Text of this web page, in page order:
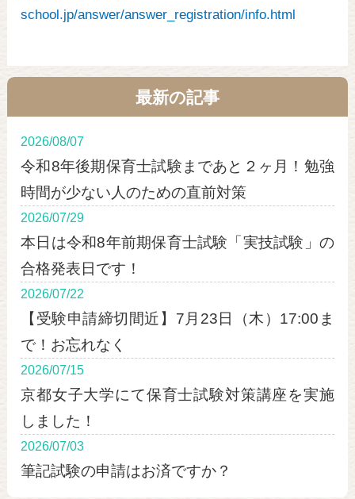
school.jp/answer/answer_registration/info.html
最新の記事
2026/08/07
令和8年後期保育士試験まであと２ヶ月！勉強
時間が少ない人のための直前対策
2026/07/29
本日は令和8年前期保育士試験「実技試験」の
合格発表日です！
2026/07/22
【受験申請締切間近】7月23日（木）17:00ま
で！お忘れなく
2026/07/15
京都女子大学にて保育士試験対策講座を実施
しました！
2026/07/03
筆記試験の申請はお済ですか？